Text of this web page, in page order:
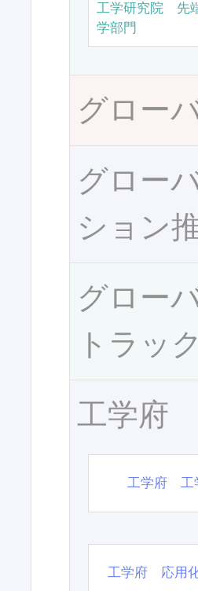
工学研究院 先
学部門
グロー
グロー
ション
グロー
トラッ
工学府
工学府 工
工学府 応用